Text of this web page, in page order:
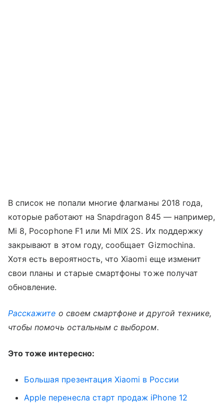
В список не попали многие флагманы 2018 года,
которые работают на Snapdragon 845 — например,
Mi 8, Pocophone F1 или Mi MIX 2S. Их поддержку
закрывают в этом году, сообщает Gizmochina.
Хотя есть вероятность, что Xiaomi еще изменит
свои планы и старые смартфоны тоже получат
обновление.
Расскажите о своем смартфоне и другой технике,
чтобы помочь остальным с выбором.
Это тоже интересно:
Большая презентация Xiaomi в России
Apple перенесла старт продаж iPhone 12